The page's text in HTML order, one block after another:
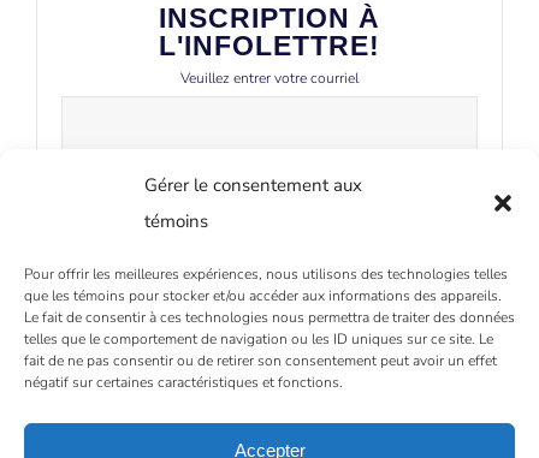
Gérer le consentement aux
témoins
Pour offrir les meilleures expériences, nous utilisons des technologies telles
que les témoins pour stocker et/ou accéder aux informations des appareils.
Le fait de consentir à ces technologies nous permettra de traiter des données
telles que le comportement de navigation ou les ID uniques sur ce site. Le
fait de ne pas consentir ou de retirer son consentement peut avoir un effet
négatif sur certaines caractéristiques et fonctions.
Accepter
INSCRIPTION À
L'INFOLETTRE!
Veuillez entrer votre courriel